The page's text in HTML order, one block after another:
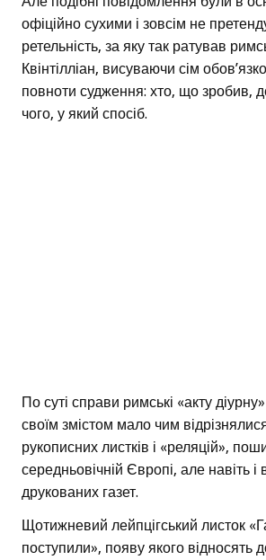
офіційно сухими і зовсім не
ретельність, за яку так ратував
Квінтілліан, висуваючи сім
повноти судження: хто, що зробив,
чого, у який спосіб.
По суті справи римські «акту
своїм змістом мало чим
рукописних листків і «реляцій»,
середньовічній Європі, але навіть і
друкованих газет.
Щотижневий лейпцігський листок
поступили», появу якого відносять